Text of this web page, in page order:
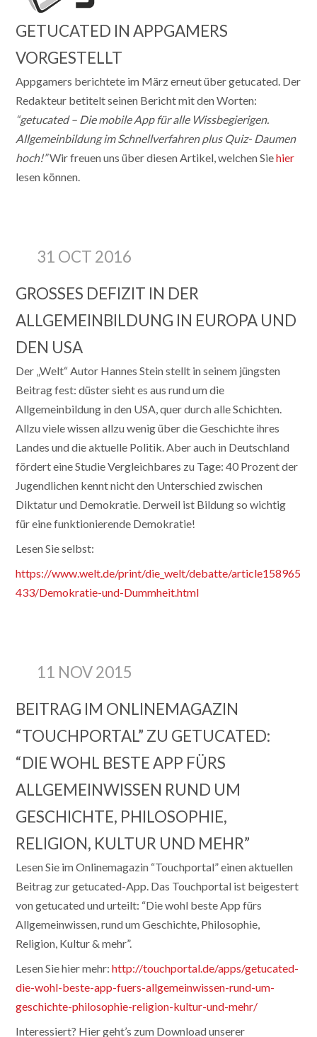
GETUCATED IN APPGAMERS
VORGESTELLT
Appgamers berichtete im März erneut über getucated. Der
Redakteur betitelt seinen Bericht mit den Worten:
“getucated – Die mobile App für alle Wissbegierigen.
Allgemeinbildung im Schnellverfahren plus Quiz- Daumen
hoch!”Wir freuen uns über diesen Artikel, welchen Siehier
lesen können.
31 OCT 2016
GROSSES DEFIZIT IN DER A
LLGEMEINBILDUNG IN EUROPA UND D
EN USA
Der „Welt“ Autor Hannes Stein stellt in seinem jüngsten
Beitrag fest: düster sieht es aus rund um die
Allgemeinbildung in den USA, quer durch alle Schichten.
Allzu viele wissen allzu wenig über die Geschichte ihres
Landes und die aktuelle Politik. Aber auch in Deutschland
fördert eine Studie Vergleichbares zu Tage: 40 Prozent der
Jugendlichen kennt nicht den Unterschied zwischen
Diktatur und Demokratie. Derweil ist Bildung so wichtig
für eine funktionierende Demokratie!
Lesen Sie selbst:
https://www.welt.de/print/die_welt/debatte/article158965
433/Demokratie-und-Dummheit.html
11 NOV 2015
BEITRAG IM ONLINEMAGAZIN
“TOUCHPORTAL” ZU GETUCATED:
“DIE WOHL BESTE APP FÜRS
ALLGEMEINWISSEN RUND UM
GESCHICHTE, PHILOSOPHIE,
RELIGION, KULTUR UND MEHR”
Lesen Sie im Onlinemagazin “Touchportal” einen aktuellen
Beitrag zur getucated-App. Das Touchportal ist beigestert
von getucated und urteilt: “Die wohl beste App fürs
Allgemeinwissen, rund um Geschichte, Philosophie,
Religion, Kultur & mehr”.
Lesen Sie hier mehr:http://touchportal.de/apps/getucated-
die-wohl-beste-app-fuers-allgemeinwissen-rund-um-
geschichte-philosophie-religion-kultur-und-mehr/
Interessiert? Hier geht’s zum Download unserer